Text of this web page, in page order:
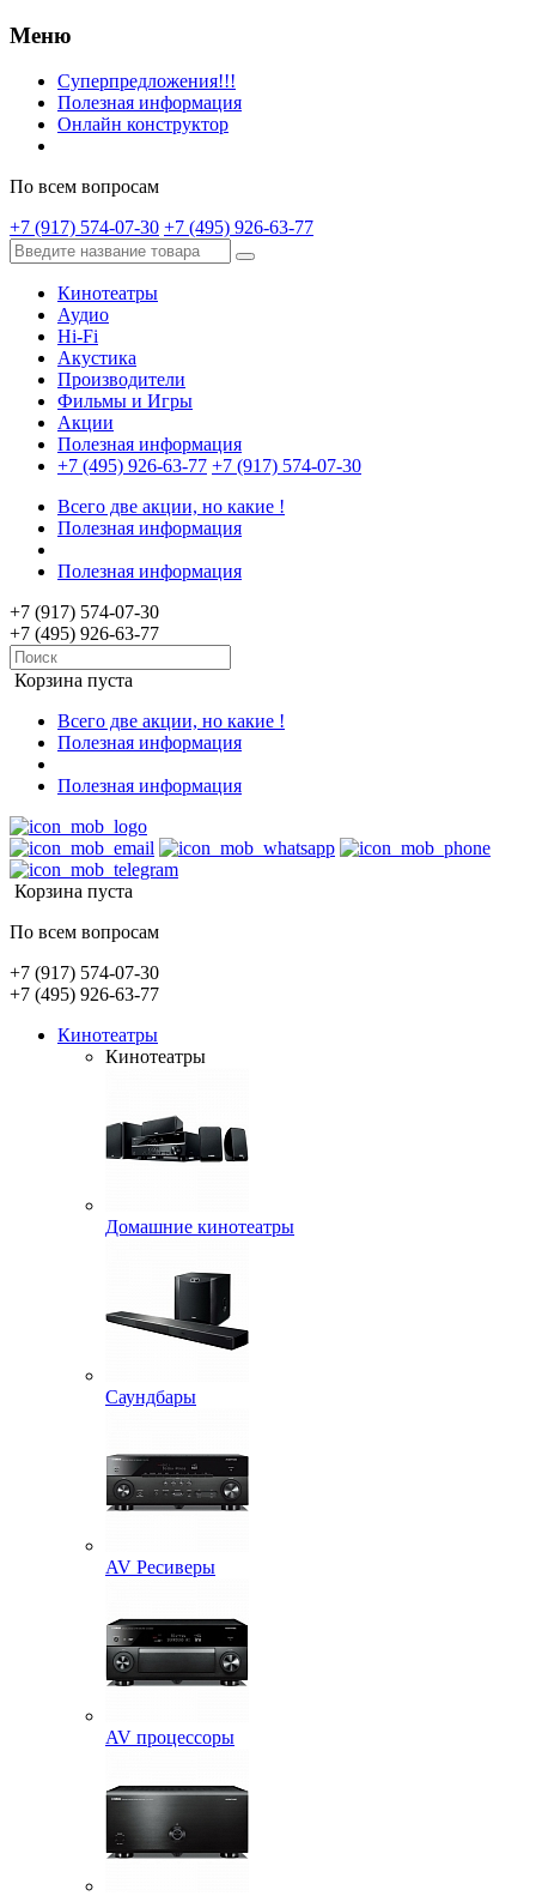
Меню
Суперпредложения!!!
Полезная информация
Онлайн конструктор
По всем вопросам
+7 (917) 574-07-30 +7 (495) 926-63-77
Кинотеатры
Аудио
Hi-Fi
Акустика
Производители
Фильмы и Игры
Акции
Полезная информация
+7 (495) 926-63-77 +7 (917) 574-07-30
Всего две акции, но какие !
Полезная информация
Полезная информация
+7 (917) 574-07-30
+7 (495) 926-63-77
Корзина пуста
Всего две акции, но какие !
Полезная информация
Полезная информация
Корзина пуста
По всем вопросам
+7 (917) 574-07-30
+7 (495) 926-63-77
Кинотеатры
Кинотеатры
Домашние кинотеатры
Саундбары
AV Ресиверы
AV процессоры